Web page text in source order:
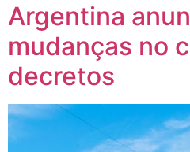
Argentina
mudanças no
decretos